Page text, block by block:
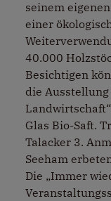
seinem
einer
40.000
Besichtigen
die
Glas Bio-Saft.
Talacker 3.
Seeham
Die „Immer